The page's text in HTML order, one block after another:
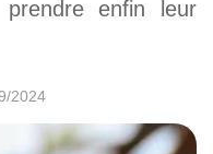
enfin leur
2024